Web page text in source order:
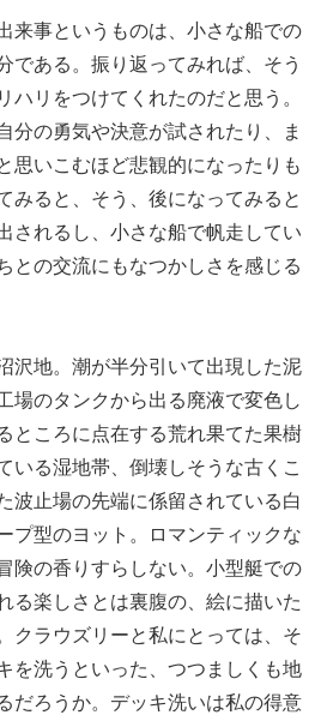
来事というものは、小さな船での
である。振り返ってみれば、そう
ハリをつけてくれたのだと思う。
分の勇気や決意が試されたり、ま
思いこむほど悲観的になったりも
みると、そう、後になってみると
されるし、小さな船で帆走してい
との交流にもなつかしさを感じる
沢地。潮が半分引いて出現した泥
場のタンクから出る廃液で変色し
ところに点在する荒れ果てた果樹
いる湿地帯、倒壊しそうな古くこ
波止場の先端に係留されている白
プ型のヨット。ロマンティックな
険の香りすらしない。小型艇での
る楽しさとは裏腹の、絵に描いた
クラウズリーと私にとっては、そ
を洗うといった、つつましくも地
だろうか。デッキ洗いは私の得意